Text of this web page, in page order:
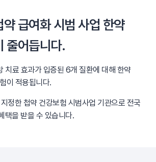
급여화 시범 사업 한약
줄어듭니다.
치료 효과가 입증된 6개 질환에 대해 한약
이 적용됩니다.
정한 첩약 건강보험 시범사업 기관으로 전국
택을 받을 수 있습니다.